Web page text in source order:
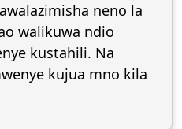
neno la
walikuwa ndio
kustahili. Na
kujua mno kila